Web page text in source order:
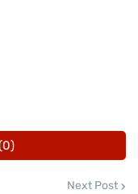
ඇය සඳහන් කර
Silicon
කර ඇති අතර,
ඇත.
Next Post